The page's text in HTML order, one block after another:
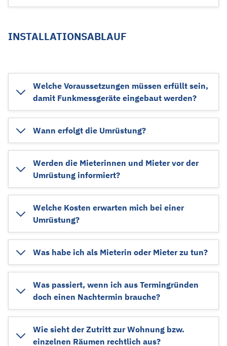
INSTALLATIONSABLAUF
Welche Voraussetzungen müssen erfüllt sein,
damit Funkmessgeräte eingebaut werden?
Wann erfolgt die Umrüstung?
Werden die Mieterinnen und Mieter vor der
Umrüstung informiert?
Welche Kosten erwarten mich bei einer
Umrüstung?
Was habe ich als Mieterin oder Mieter zu tun?
Was passiert, wenn ich aus Termingründen
doch einen Nachtermin brauche?
Wie sieht der Zutritt zur Wohnung bzw.
einzelnen Räumen rechtlich aus?